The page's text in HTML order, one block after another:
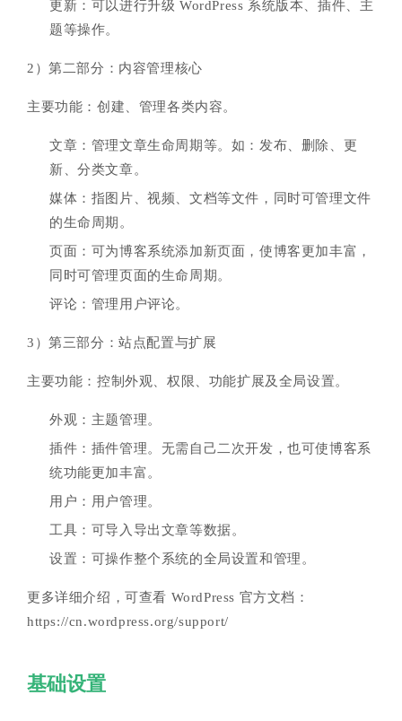
更新：可以进行升级 WordPress 系统版本、插件、主
题等操作。
2）第二部分：内容管理核心
主要功能：创建、管理各类内容。
文章：管理文章生命周期等。如：发布、删除、更
新、分类文章。
媒体：指图片、视频、文档等文件，同时可管理文件
的生命周期。
页面：可为博客系统添加新页面，使博客更加丰富，
同时可管理页面的生命周期。
评论：管理用户评论。
3）第三部分：站点配置与扩展
主要功能：控制外观、权限、功能扩展及全局设置。
外观：主题管理。
插件：插件管理。无需自己二次开发，也可使博客系
统功能更加丰富。
用户：用户管理。
工具：可导入导出文章等数据。
设置：可操作整个系统的全局设置和管理。
更多详细介绍，可查看 WordPress 官方文档：
https://cn.wordpress.org/support/
基础设置